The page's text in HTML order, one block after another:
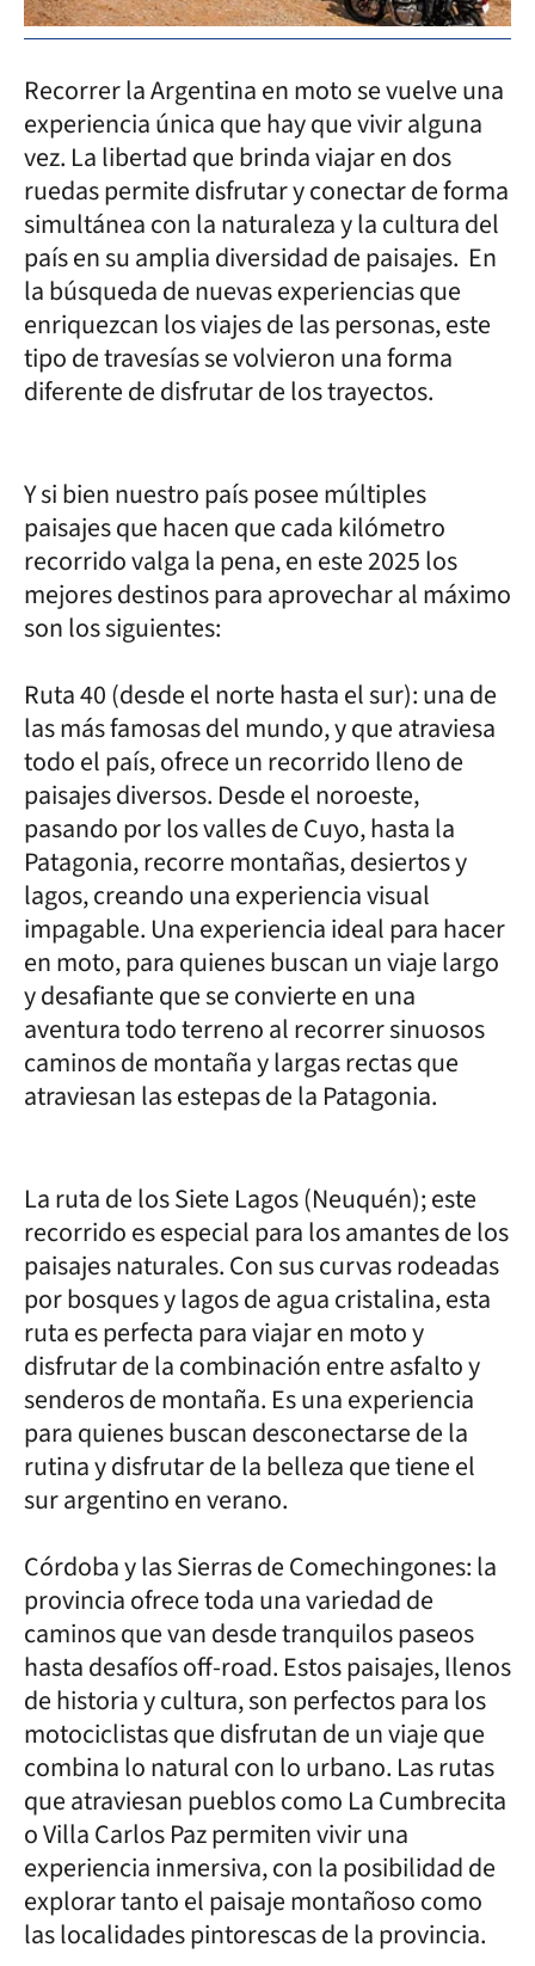
Recorrer la Argentina en moto se vuelve una
experiencia única que hay que vivir alguna
vez. La libertad que brinda viajar en dos
ruedas permite disfrutar y conectar de forma
simultánea con la naturaleza y la cultura del
país en su amplia diversidad de paisajes. En
la búsqueda de nuevas experiencias que
enriquezcan los viajes de las personas, este
tipo de travesías se volvieron una forma
diferente de disfrutar de los trayectos.
Y si bien nuestro país posee múltiples
paisajes que hacen que cada kilómetro
recorrido valga la pena, en este 2025 los
mejores destinos para aprovechar al máximo
son los siguientes:
Ruta 40 (desde el norte hasta el sur): una de
las más famosas del mundo, y que atraviesa
todo el país, ofrece un recorrido lleno de
paisajes diversos. Desde el noroeste,
pasando por los valles de Cuyo, hasta la
Patagonia, recorre montañas, desiertos y
lagos, creando una experiencia visual
impagable. Una experiencia ideal para hacer
en moto, para quienes buscan un viaje largo
y desafiante que se convierte en una
aventura todo terreno al recorrer sinuosos
caminos de montaña y largas rectas que
atraviesan las estepas de la Patagonia.
La ruta de los Siete Lagos (Neuquén); este
recorrido es especial para los amantes de los
paisajes naturales. Con sus curvas rodeadas
por bosques y lagos de agua cristalina, esta
ruta es perfecta para viajar en moto y
disfrutar de la combinación entre asfalto y
senderos de montaña. Es una experiencia
para quienes buscan desconectarse de la
rutina y disfrutar de la belleza que tiene el
sur argentino en verano.
Córdoba y las Sierras de Comechingones: la
provincia ofrece toda una variedad de
caminos que van desde tranquilos paseos
hasta desafíos off-road. Estos paisajes, llenos
de historia y cultura, son perfectos para los
motociclistas que disfrutan de un viaje que
combina lo natural con lo urbano. Las rutas
que atraviesan pueblos como La Cumbrecita
o Villa Carlos Paz permiten vivir una
experiencia inmersiva, con la posibilidad de
explorar tanto el paisaje montañoso como
las localidades pintorescas de la provincia.